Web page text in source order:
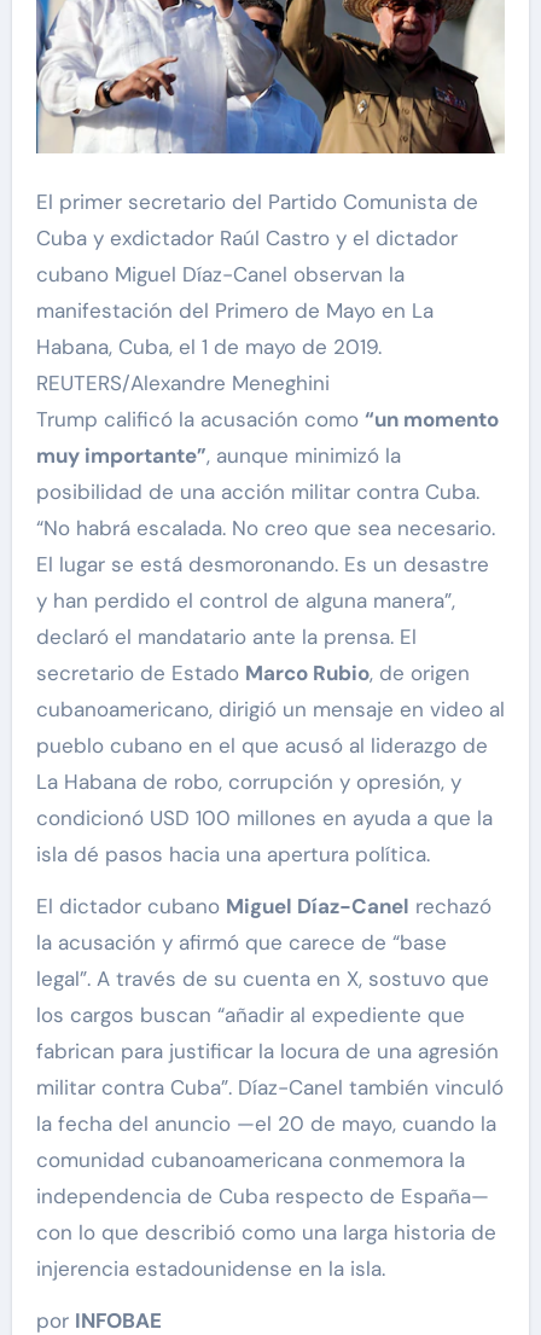
El primer secretario del Partido Comunista de
Cuba y exdictador Raúl Castro y el dictador
cubano Miguel Díaz-Canel observan la
manifestación del Primero de Mayo en La
Habana, Cuba, el 1 de mayo de 2019.
REUTERS/Alexandre Meneghini
Trump calificó la acusación como “un momento
muy importante”, aunque minimizó la
posibilidad de una acción militar contra Cuba.
“No habrá escalada. No creo que sea necesario.
El lugar se está desmoronando. Es un desastre
y han perdido el control de alguna manera”,
declaró el mandatario ante la prensa. El
secretario de Estado Marco Rubio, de origen
cubanoamericano, dirigió un mensaje en video al
pueblo cubano en el que acusó al liderazgo de
La Habana de robo, corrupción y opresión, y
condicionó USD 100 millones en ayuda a que la
isla dé pasos hacia una apertura política.
El dictador cubano Miguel Díaz-Canel rechazó
la acusación y afirmó que carece de “base
legal”. A través de su cuenta en X, sostuvo que
los cargos buscan “añadir al expediente que
fabrican para justificar la locura de una agresión
militar contra Cuba”. Díaz-Canel también vinculó
la fecha del anuncio —el 20 de mayo, cuando la
comunidad cubanoamericana conmemora la
independencia de Cuba respecto de España—
con lo que describió como una larga historia de
injerencia estadounidense en la isla.
por INFOBAE